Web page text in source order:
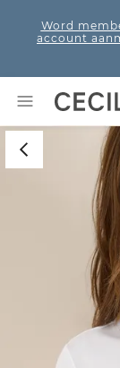
Word
account